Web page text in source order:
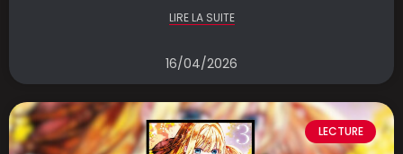
LIRE LA SUITE
16/04/2026
LECTURE